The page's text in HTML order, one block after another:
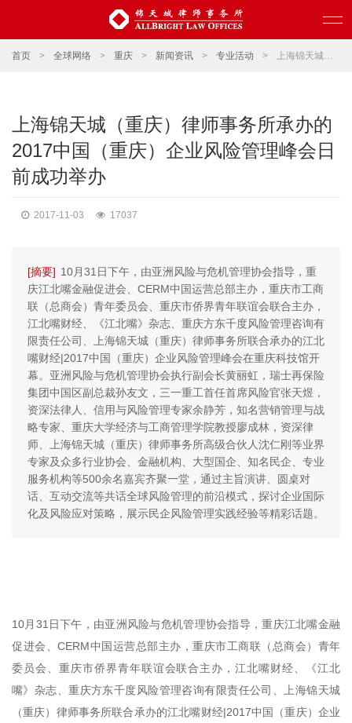
首页 > 全球网络 > 重庆 > 新闻资讯 > 专业活动 > 上海锦天城（重庆）律师事务所承办的2017中国（重庆）企业风险管理峰会日前成功举办
上海锦天城（重庆）律师事务所承办的
2017中国（重庆）企业风险管理峰会日
前成功举办
2017-11-03 17037
[摘要] 10月31日下午，由亚洲风险与危机管理协会指导，重
庆江北嘴金融促进会、CERM中国运营总部主办，重庆市工商
联（总商会）青年委员会、重庆市侨界青年联谊会联合主办，
江北嘴财经、《江北嘴》杂志、重庆方东千度风险管理咨询有
限责任公司、上海锦天城（重庆）律师事务所联合承办的江北
嘴财经|2017中国（重庆）企业风险管理峰会在重庆科技馆开
幕。亚洲风险与危机管理协会执行副会长黄丽虹，瑞士再保险
集团中国区副总裁孙友文，三一重工首任首席风险官张天煜，
资深法律人、信用与风险管理专家余静芳，知名营销管理与战
略专家、重庆大学经济与工商管理学院教授廖成林，资深律
师、上海锦天城（重庆）律师事务所高级合伙人沈仁刚等业界
专家及众多行业协会、金融机构、大型国企、知名民企、专业
服务机构等500余名嘉宾齐聚一堂，通过主旨演讲、圆桌对
话、互动交流等共话全球风险管理的前沿模式，探讨企业国际
化及风险应对策略，展示民企风险管理实践经验等精彩话题。
10月31日下午，由亚洲风险与危机管理协会指导，重庆江北嘴金融
促进会、CERM中国运营总部主办，重庆市工商联（总商会）青年
委员会、重庆市侨界青年联谊会联合主办，江北嘴财经、《江北
嘴》杂志、重庆方东千度风险管理咨询有限责任公司、上海锦天城
（重庆）律师事务所联合承办的江北嘴财经|2017中国（重庆）企业